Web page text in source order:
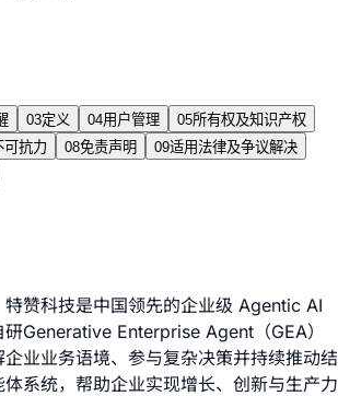
03定义 04用户管理 05所有权及知识产权
可抗力 08免责声明 09适用法律及争议解决
赞科技是中国领先的企业级 Agentic AI
Generative Enterprise Agent（GEA）
业业务语境、参与复杂决策并持续推动结
系统，帮助企业实现增长、创新与生产力